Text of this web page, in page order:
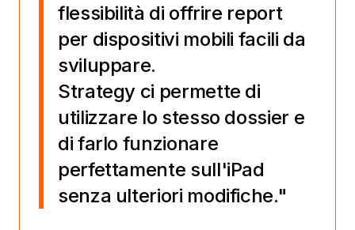
flessibilità di offrire report
per dispositivi mobili facili da
sviluppare.
Strategy ci permette di
utilizzare lo stesso dossier e
di farlo funzionare
perfettamente sull'iPad
senza ulteriori modifiche."